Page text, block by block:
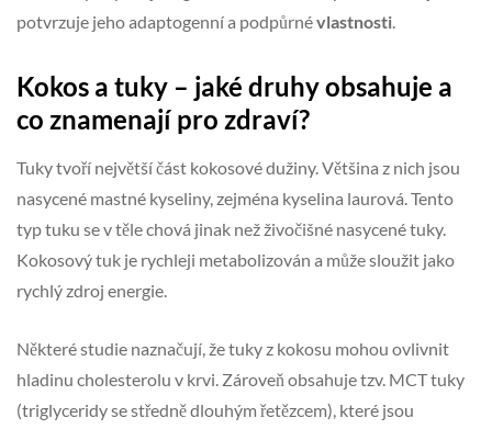
potvrzuje jeho adaptogenní a podpůrnévlastnosti.
Kokos a tuky – jaké druhy obsahuje a
co znamenají pro zdraví?
Tuky tvoří největší část kokosové dužiny. Většina z nich jsou
nasycené mastné kyseliny, zejména kyselina laurová. Tento
typ tuku se v těle chová jinak než živočišné nasycené tuky.
Kokosový tuk je rychleji metabolizován a může sloužit jako
rychlý zdroj energie.
Některé studie naznačují, že tuky z kokosu mohou ovlivnit
hladinu cholesterolu v krvi. Zároveň obsahuje tzv. MCT tuky
(triglyceridy se středně dlouhým řetězcem), které jsou